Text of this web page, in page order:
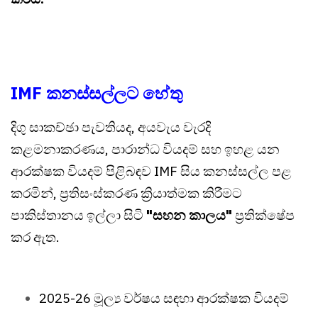
IMF කනස්සල්ලට හේතු
දිගු සාකච්ඡා පැවතියද, අයවැය වැරදි
කළමනාකරණය, පාරාන්ධ වියදම් සහ ඉහළ යන
ආරක්ෂක වියදම් පිළිබඳව IMF සිය කනස්සල්ල පළ
කරමින්, ප්‍රතිසංස්කරණ ක්‍රියාත්මක කිරීමට
පාකිස්තානය ඉල්ලා සිටි "සහන කාලය" ප්‍රතික්ෂේප
කර ඇත.
2025-26 මූල්‍ය වර්ෂය සඳහා ආරක්ෂක වියදම්